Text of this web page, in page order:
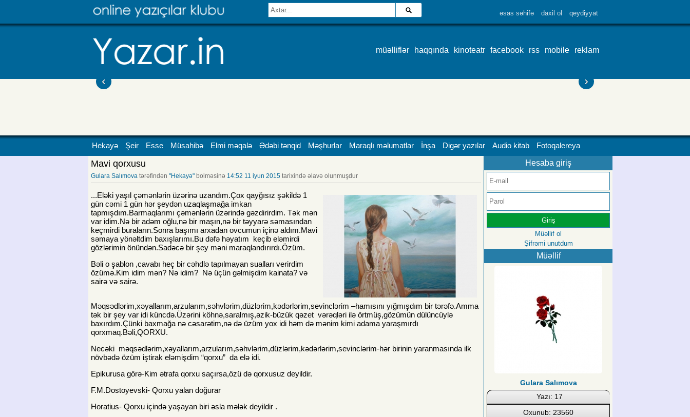
əsas səhifə daxil ol qeydiyyat
müəlliflər haqqında kinoteatr facebook rss mobile reklam
‹ ›
Hekayə Şeir Esse Müsahibə Elmi məqalə Ədəbi tənqid Məşhurlar Maraqlı məlumatlar İnşa Digər yazılar Audio kitab Fotoqalereya
Mavi qorxusu
Gulara Salımova tərəfindən "Hekayə" bolməsinə 14:52 11 iyun 2015 tarixində əlavə olunmuşdur
...Eləki yaşıl çəmənlərin üzərinə uzandım.Çox qayğısız şəkildə 1
gün cəmi 1 gün hər şeydən uzaqlaşmağa imkan
tapmışdım.Barmaqlarımı çəmənlərin üzərində gəzdirirdim. Tək mən
var idim.Nə bir adəm oğlu,nə bir maşın,nə bir təyyarə səmasından
keçmirdi buraların.Sonra başımı arxadan ovcumun içinə aldım.Mavi
səmaya yönəltdim baxışlarımı.Bu dəfə həyatım keçib eləmirdi
gözlərimin önündən.Sadəcə bir şey məni maraqlandırırdı.Özüm.
Bəli o şablon ,cavabı heç bir cəhdlə tapılmayan sualları verirdim
özümə.Kim idim mən? Nə idim? Nə üçün gəlmişdim kainata? və
sairə və sairə.
Məqsədlərim,xəyallarım,arzularım,səhvlərim,düzlərim,kədərlərim,sevinclərim –hamısını yığmışdım bir tərəfə.Amma
tək bir şey var idi küncdə.Üzərini köhnə,saralmış,əzik-büzük qəzet vərəqləri ilə örtmüş,gözümün dülüncüylə
baxırdım.Çünki baxmağa nə cəsarətim,nə də üzüm yox idi həm də mənim kimi adama yaraşmırdı
qorxmaq.Bəli,QORXU.
Necəki məqsədlərim,xəyallarım,arzularım,səhvlərim,düzlərim,kədərlərim,sevinclərim-hər birinin yaranmasında ilk
növbədə özüm iştirak eləmişdim “qorxu” da elə idi.
Epikurusa görə-Kim ətrafa qorxu saçırsa,özü də qorxusuz deyildir.
F.M.Dostoyevski- Qorxu yalan doğurar
Horatius- Qorxu içində yaşayan biri əsla mələk deyildir .
Hesaba giriş
Müəllif ol
Şifrəmi unutdum
Müəllif
Gulara Salımova
Yazı: 17
Oxunub: 23560